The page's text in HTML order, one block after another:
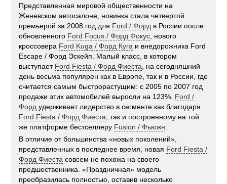
Представленная мировой общественности на
Женевском автосалоне, новинка стала четвертой
премьерой за 2008 год для Ford / Форд в России после
обновленного Ford Focus / Форд Фокус , нового
кроссовера Ford Kuga / Форд Куга и внедорожника Ford
Escape / Форд Эскейп. Малый класс, в котором
выступает Ford Fiesta / Форд Фиеста , на сегодняшний
день весьма популярен как в Европе, так и в России, где
считается самым быстрорастущим: с 2005 по 2007 год
продажи этих автомобилей выросли на 123%. Ford /
Форд удерживает лидерство в сегменте как благодаря
Ford Fiesta / Форд Фиеста , так и построенному на той
же платформе бестселлеру Fusion / Фьюжн
В отличие от большинства «новых поколений»,
представленных в последнее время, новая Ford Fiesta /
Форд Фиеста совсем не похожа на своего
предшественника. «Праздничная» модель
преобразилась полностью, оставив несколько